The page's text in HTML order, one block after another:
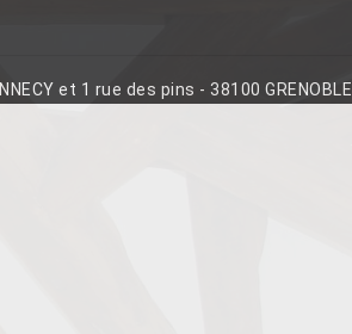
et 1 rue des pins - 38100 GRENOBLE